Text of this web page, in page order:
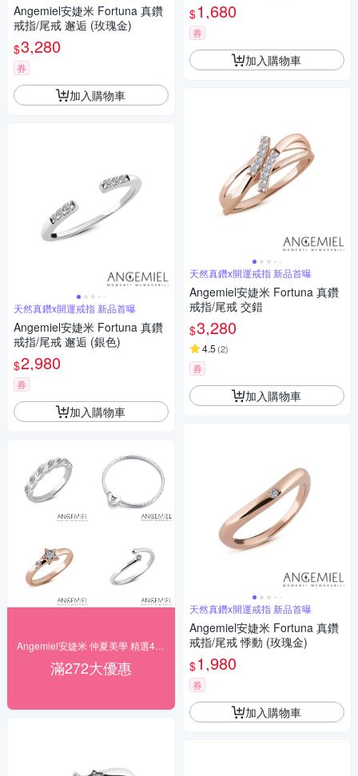
Angemiel安婕米 Fortuna 真鑽
戒指/尾戒 邂逅 (玫瑰金)
$3,280
券
加入購物車
天然真鑽x開運戒指 新品首曝
Angemiel安婕米 Fortuna 真鑽
戒指/尾戒 邂逅 (銀色)
$2,980
券
加入購物車
滿272大優惠
$1,680
券
加入購物車
天然真鑽x開運戒指 新品首曝
Angemiel安婕米 Fortuna 真鑽
戒指/尾戒 交錯
$3,280
4.5 (2)
券
加入購物車
天然真鑽x開運戒指 新品首曝
Angemiel安婕米 Fortuna 真鑽
戒指/尾戒 悸動 (玫瑰金)
$1,980
券
加入購物車